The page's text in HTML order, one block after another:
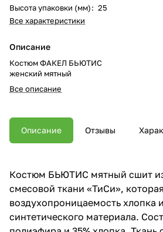
Высота упаковки (мм): 25
Все характеристики
Описание
Костюм ФАКЕЛ БЬЮТИС
женский мятный
Все описание
Описание Отзывы
Костюм БЬЮТИС мятный сшит
смесовой ткани «ТиСи»,
воздухопроницаемость хлопка
синтетического материала.